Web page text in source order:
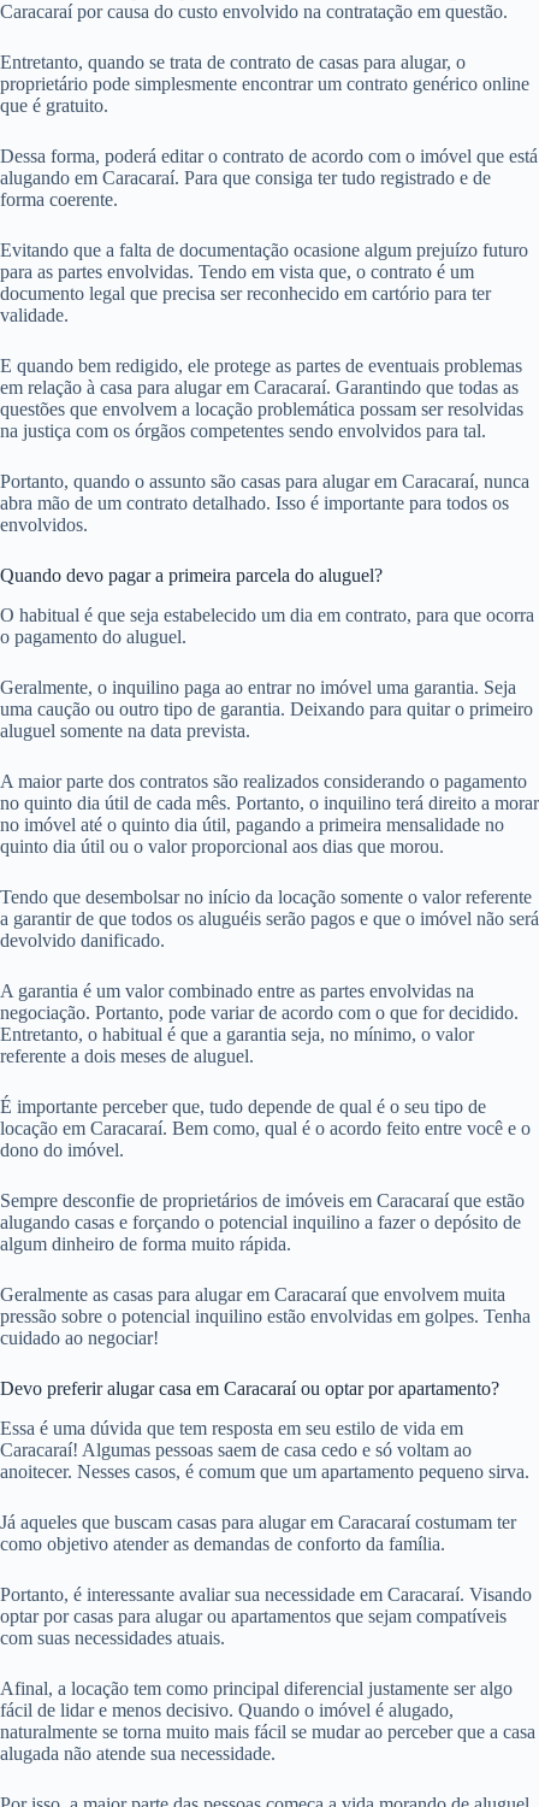
Caracaraí por causa do custo envolvido na contratação em questão.
Entretanto, quando se trata de contrato de casas para alugar, o
proprietário pode simplesmente encontrar um contrato genérico online
que é gratuito.
Dessa forma, poderá editar o contrato de acordo com o imóvel que está
alugando em Caracaraí. Para que consiga ter tudo registrado e de
forma coerente.
Evitando que a falta de documentação ocasione algum prejuízo futuro
para as partes envolvidas. Tendo em vista que, o contrato é um
documento legal que precisa ser reconhecido em cartório para ter
validade.
E quando bem redigido, ele protege as partes de eventuais problemas
em relação à casa para alugar em Caracaraí. Garantindo que todas as
questões que envolvem a locação problemática possam ser resolvidas
na justiça com os órgãos competentes sendo envolvidos para tal.
Portanto, quando o assunto são casas para alugar em Caracaraí, nunca
abra mão de um contrato detalhado. Isso é importante para todos os
envolvidos.
Quando devo pagar a primeira parcela do aluguel?
O habitual é que seja estabelecido um dia em contrato, para que ocorra
o pagamento do aluguel.
Geralmente, o inquilino paga ao entrar no imóvel uma garantia. Seja
uma caução ou outro tipo de garantia. Deixando para quitar o primeiro
aluguel somente na data prevista.
A maior parte dos contratos são realizados considerando o pagamento
no quinto dia útil de cada mês. Portanto, o inquilino terá direito a morar
no imóvel até o quinto dia útil, pagando a primeira mensalidade no
quinto dia útil ou o valor proporcional aos dias que morou.
Tendo que desembolsar no início da locação somente o valor referente
a garantir de que todos os aluguéis serão pagos e que o imóvel não será
devolvido danificado.
A garantia é um valor combinado entre as partes envolvidas na
negociação. Portanto, pode variar de acordo com o que for decidido.
Entretanto, o habitual é que a garantia seja, no mínimo, o valor
referente a dois meses de aluguel.
É importante perceber que, tudo depende de qual é o seu tipo de
locação em Caracaraí. Bem como, qual é o acordo feito entre você e o
dono do imóvel.
Sempre desconfie de proprietários de imóveis em Caracaraí que estão
alugando casas e forçando o potencial inquilino a fazer o depósito de
algum dinheiro de forma muito rápida.
Geralmente as casas para alugar em Caracaraí que envolvem muita
pressão sobre o potencial inquilino estão envolvidas em golpes. Tenha
cuidado ao negociar!
Devo preferir alugar casa em Caracaraí ou optar por apartamento?
Essa é uma dúvida que tem resposta em seu estilo de vida em
Caracaraí! Algumas pessoas saem de casa cedo e só voltam ao
anoitecer. Nesses casos, é comum que um apartamento pequeno sirva.
Já aqueles que buscam casas para alugar em Caracaraí costumam ter
como objetivo atender as demandas de conforto da família.
Portanto, é interessante avaliar sua necessidade em Caracaraí. Visando
optar por casas para alugar ou apartamentos que sejam compatíveis
com suas necessidades atuais.
Afinal, a locação tem como principal diferencial justamente ser algo
fácil de lidar e menos decisivo. Quando o imóvel é alugado,
naturalmente se torna muito mais fácil se mudar ao perceber que a casa
alugada não atende sua necessidade.